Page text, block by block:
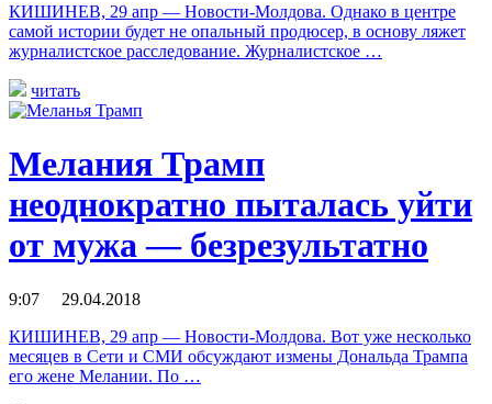
КИШИНЕВ, 29 апр — Новости-Молдова. Однако в центре
самой истории будет не опальный продюсер, в основу ляжет
журналистское расследование. Журналистское …
читать
Мелания Трамп
неоднократно пыталась уйти
от мужа — безрезультатно
9:07 29.04.2018
КИШИНЕВ, 29 апр — Новости-Молдова. Вот уже несколько
месяцев в Сети и СМИ обсуждают измены Дональда Трампа
его жене Мелании. По …